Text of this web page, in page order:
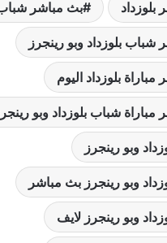
بث مباشر شباب
شباب بلوزداد وبو رينجرز
بلوزداد اليوم
شباب بلوزداد وبو
وبو رينجرز
وبو رينجرز بث مباشر
وبو رينجرز لايف